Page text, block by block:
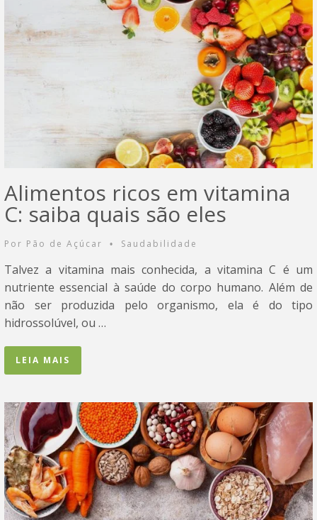
Alimentos ricos em vitamina
C: saiba quais são eles
Por Pão de Açúcar • Saudabilidade
Talvez a vitamina mais conhecida, a vitamina C é um
nutriente essencial à saúde do corpo humano. Além de
não ser produzida pelo organismo, ela é do tipo
hidrossolúvel, ou …
LEIA MAIS